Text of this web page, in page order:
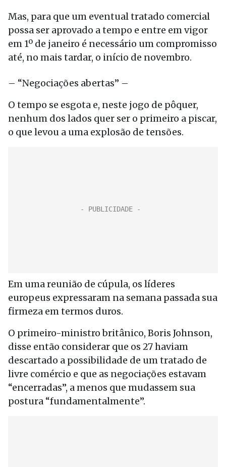
Mas, para que um eventual tratado comercial
possa ser aprovado a tempo e entre em vigor
em 1º de janeiro é necessário um compromisso
até, no mais tardar, o início de novembro.
– “Negociações abertas” –
O tempo se esgota e, neste jogo de pôquer,
nenhum dos lados quer ser o primeiro a piscar,
o que levou a uma explosão de tensões.
Em uma reunião de cúpula, os líderes
europeus expressaram na semana passada sua
firmeza em termos duros.
O primeiro-ministro britânico, Boris Johnson,
disse então considerar que os 27 haviam
descartado a possibilidade de um tratado de
livre comércio e que as negociações estavam
“encerradas”, a menos que mudassem sua
postura “fundamentalmente”.